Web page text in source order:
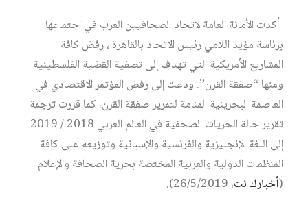
-أكدت الأمانة العامة لاتحاد الصحافيين العرب في اجتماعها
برئاسة مؤيد اللامي رئيس الاتحاد بالقاهرة ، رفض كافة
المشاريع الأمريكية التي تهدف إلى تصفية القضية الفلسطينية
ومنها “صفقة القرن”. ودعت إلى رفض المؤتمر الاقتصادي في
العاصمة البحرينية المنامة لتمرير صفقة القرن، كما قررت ترجمة
تقرير حالة الحريات الصحفية في العالم العربي 2018 / 2019
إلى اللغة الإنجليزية والفرنسية والإسبانية وتوزيعه على كافة
المنظمات الدولية والعربية المختصة بحرية الصحافة والإعلام
(أخبارك نت، 26/5/2019).